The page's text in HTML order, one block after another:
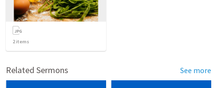
2 items
Related Sermons See more